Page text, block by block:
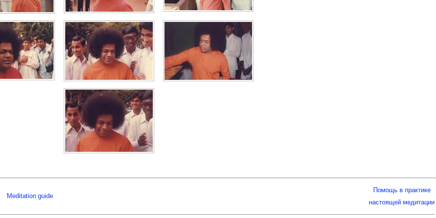
Meditation guide
Помощь в практике
настоящей медитации